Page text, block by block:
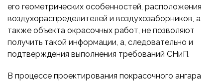
его геометрических особенностей, расположения
воздухораспределителей и воздухозаборников, а
также объекта окрасочных работ, не позволяют
получить такой информации, а, следовательно и
подтверждения выполнения требований СНиП.
В процессе проектирования покрасочного ангара